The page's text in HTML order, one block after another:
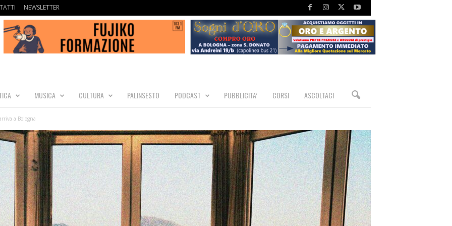
NEWSLETTER
MUSICA CULTURA PALINSESTO PODCAST PUBBLICITA’ CORSI ASCOLTACI
a Bologna